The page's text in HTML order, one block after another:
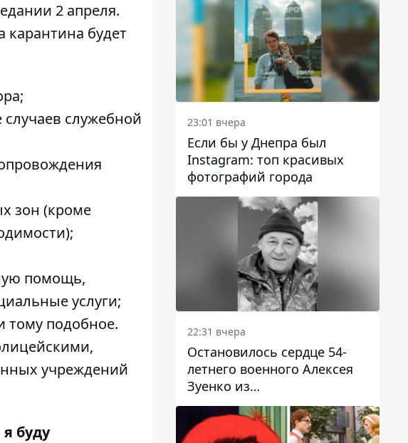
2 апреля.
будет
служебной
зон (кроме
помощь,
услуги;
тому подобное.
учреждений
буду
23:01 вчера
Если бы у Днепра был
Instagram: топ красивых
фотографий города
22:31 вчера
Остановилось сердце 54-
летнего военного Алексея
Зуенко из
Днепропетровской области